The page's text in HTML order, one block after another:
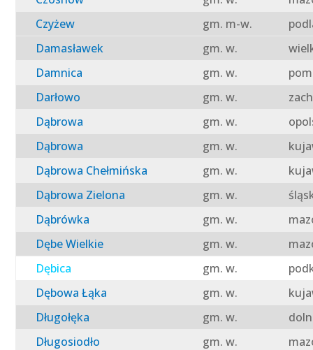
Czyżew
gm. m-w.
Damasławek
gm. w.
Damnica
gm. w.
Darłowo
gm. w.
Dąbrowa
gm. w.
Dąbrowa
gm. w.
Dąbrowa Chełmińska
gm. w.
Dąbrowa Zielona
gm. w.
Dąbrówka
gm. w.
Dębe Wielkie
gm. w.
Dębica
gm. w.
Dębowa Łąka
gm. w.
Długołęka
gm. w.
Długosiodło
gm. w.